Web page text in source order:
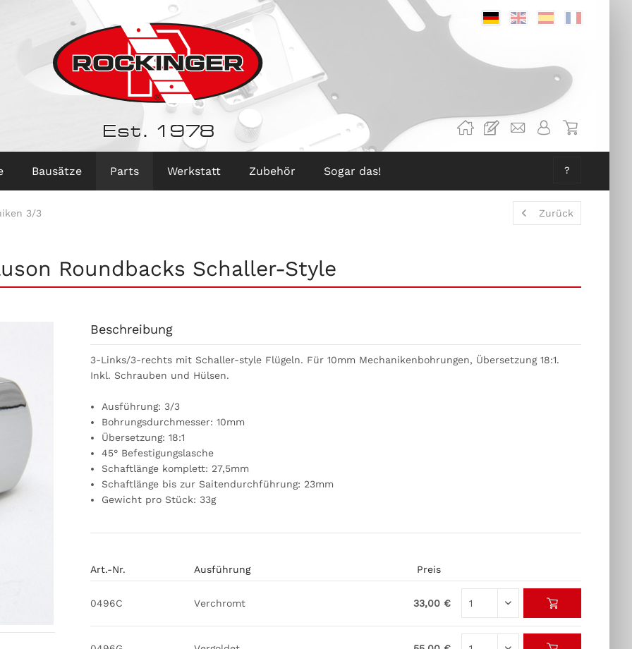
DeutschEnglischSpanisch
Est. 1978
Bausätze Parts Werkstatt Zubehör Sogar das! ?
3/3 Zurück
Roundbacks Schaller-Style
Art.-Nr. Ausführung Preis
0496C Verchromt 33,00 €
Beschreibung
3-Links/3-rechts mit Schaller-style Flügeln. Für 10mm Mechanikenbohrungen, Übersetzung 18:1.
Inkl. Schrauben und Hülsen.
Ausführung: 3/3
Bohrungsdurchmesser: 10mm
Übersetzung: 18:1
45° Befestigungslasche
Schaftlänge komplett: 27,5mm
Schaftlänge bis zur Saitendurchführung: 23mm
Gewicht pro Stück: 33g